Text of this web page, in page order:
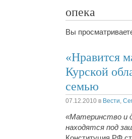
опека
Вы
«Нравится
Курской
семью
07.12.2010 в Вести,
«Материнство и
находятся под